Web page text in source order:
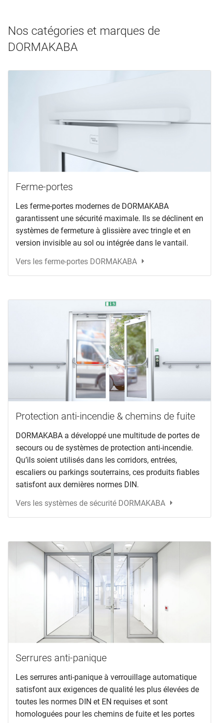
Nos catégories et marques de
DORMAKABA
Ferme-portes
Les ferme-portes modernes de DORMAKABA
garantissent une sécurité maximale. Ils se déclinent en
systèmes de fermeture à glissière avec tringle et en
version invisible au sol ou intégrée dans le vantail.
Vers les ferme-portes DORMAKABA
Protection anti-incendie & chemins de fuite
DORMAKABA a développé une multitude de portes de
secours ou de systèmes de protection anti-incendie.
Qu’ils soient utilisés dans les corridors, entrées,
escaliers ou parkings souterrains, ces produits fiables
satisfont aux dernières normes DIN.
Vers les systèmes de sécurité DORMAKABA
Serrures anti-panique
Les serrures anti-panique à verrouillage automatique
satisfont aux exigences de qualité les plus élevées de
toutes les normes DIN et EN requises et sont
homologuées pour les chemins de fuite et les portes